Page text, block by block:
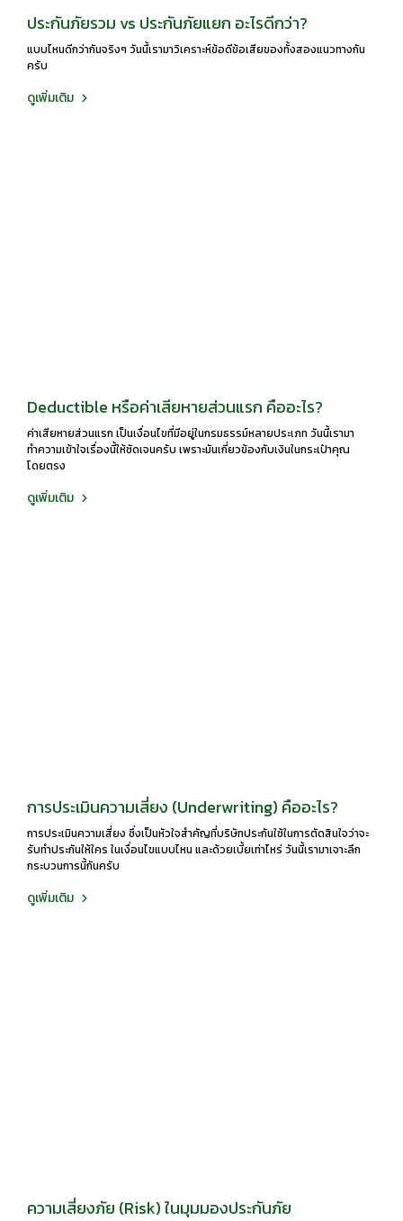
ประกันภัยรวม vs ประกันภัยแยก อะไรดีกว่า?
แบบไหนดีกว่ากันจริงๆ วันนี้เรามาวิเคราะห์ข้อดีข้อเสียของทั้งสองแนวทางกัน
ครับ
ดูเพิ่มเติม
Deductible หรือค่าเสียหายส่วนแรก คืออะไร?
ค่าเสียหายส่วนแรก เป็นเงื่อนไขที่มีอยู่ในกรมธรรม์หลายประเภท วันนี้เรามา
ทำความเข้าใจเรื่องนี้ให้ชัดเจนครับ เพราะมันเกี่ยวข้องกับเงินในกระเป๋าคุณ
โดยตรง
ดูเพิ่มเติม
การประเมินความเสี่ยง (Underwriting) คืออะไร?
การประเมินความเสี่ยง ซึ่งเป็นหัวใจสำคัญที่บริษัทประกันใช้ในการตัดสินใจว่าจะ
รับทำประกันให้ใคร ในเงื่อนไขแบบไหน และด้วยเบี้ยเท่าไหร่ วันนี้เรามาเจาะลึก
กระบวนการนี้กันครับ
ดูเพิ่มเติม
ความเสี่ยงภัย (Risk) ในมุมมองประกันภัย